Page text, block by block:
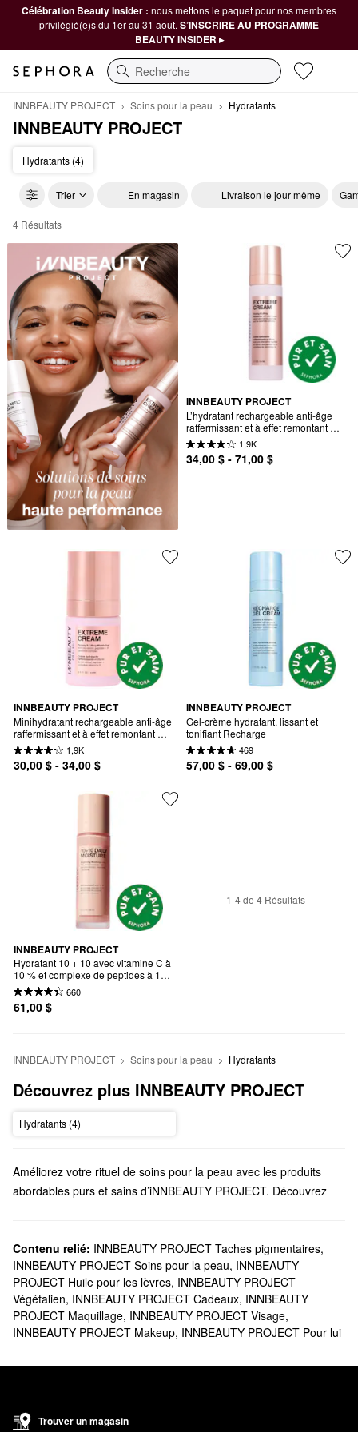
Célébration Beauty Insider : nous mettons le paquet pour nos membres
privilégié(e)s du 1er au 31 août. S’INSCRIRE AU PROGRAMME
BEAUTY INSIDER ▸
Recherche
INNBEAUTY PROJECT Soins pour la peau Hydratants
INNBEAUTY PROJECT
Hydratants (4)
Trier En magasin Livraison le jour même
INNBEAUTY PROJECT Hydratants
4 Résultats
INNBEAUTY PROJECT
L’hydratant rechargeable anti-âge
raffermissant et à effet remontant
Extreme Cream
1,9K
34,00 $ - 71,00 $
INNBEAUTY PROJECT
Minihydratant rechargeable anti-âge
raffermissant et à effet remontant
Extreme Cream
1,9K
30,00 $ - 34,00 $
INNBEAUTY PROJECT
Gel-crème hydratant, lissant et
tonifiant Recharge
469
57,00 $ - 69,00 $
INNBEAUTY PROJECT
Hydratant 10 + 10 avec vitamine C à
10 % et complexe de peptides à 10
%
660
61,00 $
1-4 de 4 Résultats
INNBEAUTY PROJECT Soins pour la peau Hydratants
Découvrez plus INNBEAUTY PROJECT
Hydratants (4)
Améliorez votre rituel de soins pour la peau avec les produits
abordables purs et sains d’iNNBEAUTY PROJECT. Découvrez
Shane.
Est-ce que Sephora offre les produits PROJET iNNBEAUTY?
Vous trouverez de nombreuses solutions desoins pour la peau
d’iNNBEAUTY PROJECT chez Sephora. Si vous êtes à la
recherche d’un nouveau nettoyant, nous vous proposons des
formules hydratantes, nettoyantes et purifiantes qui sont vraiment
efficaces. Vous pouvez également filtrer votre recherche en
l’aspect ternede votre peau avec les hydratants, les sérums et
Contenu relié: INNBEAUTY PROJECT Taches pigmentaires,
INNBEAUTY PROJECT Soins pour la peau, INNBEAUTY
PROJECT Huile pour les lèvres, INNBEAUTY PROJECT
Végétalien, INNBEAUTY PROJECT Cadeaux, INNBEAUTY
PROJECT Maquillage, INNBEAUTY PROJECT Visage,
INNBEAUTY PROJECT Makeup, INNBEAUTY PROJECT Pour lui
Trouver un magasin